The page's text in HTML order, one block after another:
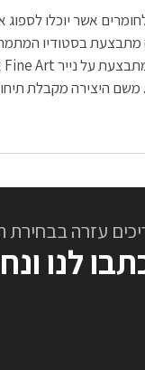
אשר יוכלו
עזרה בבחירת
לנו